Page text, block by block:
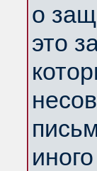
о
это